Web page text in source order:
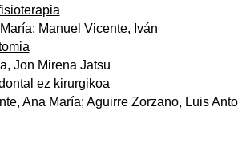
Manuel Vicente, Iván
Jon Mirena Jatsu
ez kirurgikoa
Ana María; Aguirre Zorzano, Luis